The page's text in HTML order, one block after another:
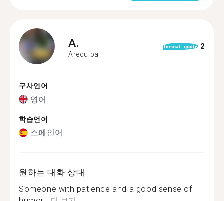
A.
Arequipa
format_quote 2
구사언어
영어
학습언어
스페인어
원하는 대화 상대
Someone with patience and a good sense of